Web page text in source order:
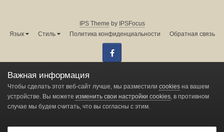
IPS Theme by IPSFocus
Язык
Стиль Политика конфиденциальности Обратная связь
Администрация форума:
Powered by Invision Community
Change privacy settings
Важная информация
Чтобы сделать этот веб-сайт лучше, мы разместили cookies на вашем
устройстве. Вы можете изменить свои настройки cookies, в противном
случае мы будем считать, что вы согласны с этим.